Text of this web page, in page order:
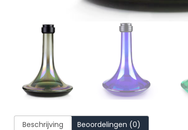
Beschrijving Beoordelingen (0)